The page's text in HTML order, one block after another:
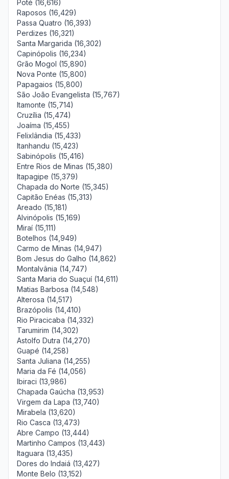
Poté (16,616)
Raposos (16,429)
Passa Quatro (16,393)
Perdizes (16,321)
Santa Margarida (16,302)
Capinópolis (16,234)
Grão Mogol (15,890)
Nova Ponte (15,800)
Papagaios (15,800)
São João Evangelista (15,767)
Itamonte (15,714)
Cruzília (15,474)
Joaíma (15,455)
Felixlândia (15,433)
Itanhandu (15,423)
Sabinópolis (15,416)
Entre Rios de Minas (15,380)
Itapagipe (15,379)
Chapada do Norte (15,345)
Capitão Enéas (15,313)
Areado (15,181)
Alvinópolis (15,169)
Miraí (15,111)
Botelhos (14,949)
Carmo de Minas (14,947)
Bom Jesus do Galho (14,862)
Montalvânia (14,747)
Santa Maria do Suaçuí (14,611)
Matias Barbosa (14,548)
Alterosa (14,517)
Brazópolis (14,410)
Rio Piracicaba (14,332)
Tarumirim (14,302)
Astolfo Dutra (14,270)
Guapé (14,258)
Santa Juliana (14,255)
Maria da Fé (14,056)
Ibiraci (13,986)
Chapada Gaúcha (13,953)
Virgem da Lapa (13,740)
Mirabela (13,620)
Rio Casca (13,473)
Abre Campo (13,444)
Martinho Campos (13,443)
Itaguara (13,435)
Dores do Indaiá (13,427)
Monte Belo (13,152)